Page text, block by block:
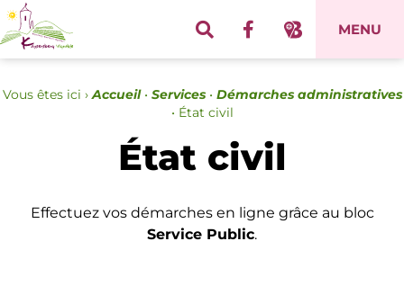
MENU
Vous êtes ici › Accueil• Services• Démarches administratives
• État civil
État civil
Effectuez vos démarches en ligne grâce au bloc
Service Public.
Panneau de gestion des cookies